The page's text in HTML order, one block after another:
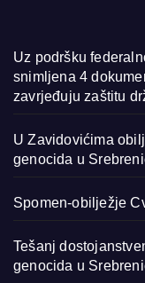
Uz podršku
snimljena 4
zavrjeđuju zaštitu
U Zavidovićima
genocida u
Spomen-obilježje
Tešanj
genocida u